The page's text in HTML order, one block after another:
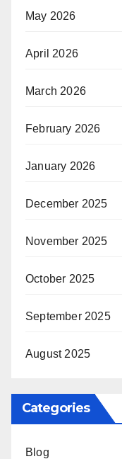
May 2026
April 2026
March 2026
February 2026
January 2026
December 2025
November 2025
October 2025
September 2025
August 2025
Categories
Blog